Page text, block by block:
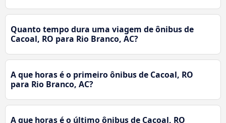
Quanto tempo dura uma viagem de ônibus de
Cacoal, RO para Rio Branco, AC?
A que horas é o primeiro ônibus de Cacoal, RO
para Rio Branco, AC?
A que horas é o último ônibus de Cacoal, RO